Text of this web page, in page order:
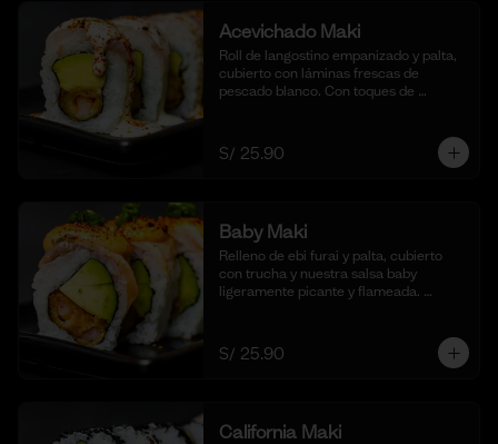
Acevichado Maki
Roll de langostino empanizado y palta,
cubierto con láminas frescas de
pescado blanco. Con toques de
acevichada. (10 cortes).
S/ 25.90
Baby Maki
Relleno de ebi furai y palta, cubierto
con trucha y nuestra salsa baby
ligeramente picante y flameada.
S/ 25.90
California Maki